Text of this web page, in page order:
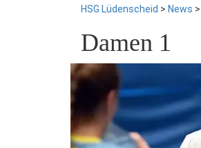
HSG Lüdenscheid > News >
Damen 1